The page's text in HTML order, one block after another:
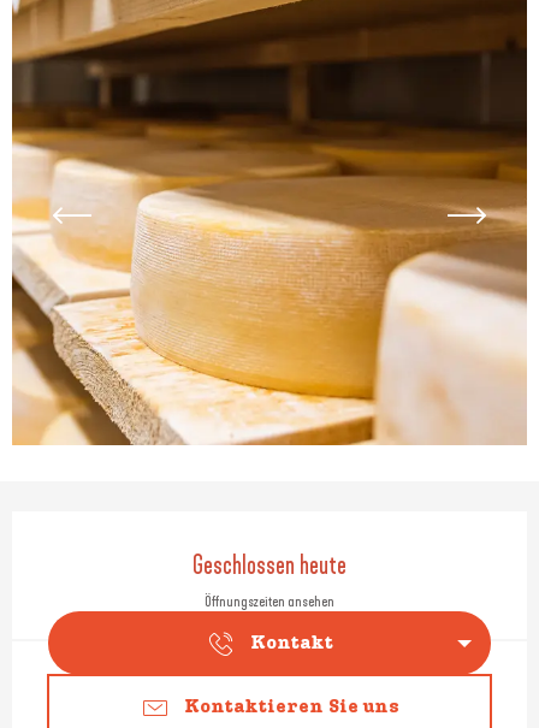
Öffnungszeiten & Kontaktdaten
Geschlossen heute
Öffnungszeiten ansehen
Kontakt
Kontaktieren Sie uns